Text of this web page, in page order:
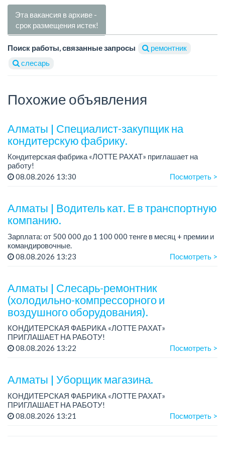
Эта вакансия в архиве -
срок размещения истек!
Поиск работы, связанные запросы
ремонтник
слесарь
Похожие объявления
Алматы | Специалист-закупщик на
кондитерскую фабрику.
Кондитерская фабрика «ЛОТТЕ РАХАТ» приглашает на
работу!
Зарплата: до 275 000 тенге.
08.08.2026 13:30 Посмотреть >
Алматы | Водитель кат. Е в транспортную
компанию.
Зарплата: от 500 000 до 1 100 000 тенге в месяц + премии и
командировочные.
Условия: постоянная занятость, бонусы и премии за
качественную работу, комфортные условия, современный
08.08.2026 13:23 Посмотреть >
Алматы | Слесарь-ремонтник
(холодильно-компрессорного и
воздушного оборудования).
КОНДИТЕРСКАЯ ФАБРИКА «ЛОТТЕ РАХАТ»
ПРИГЛАШАЕТ НА РАБОТУ!
График работы: сменный.
08.08.2026 13:22 Посмотреть >
Алматы | Уборщик магазина.
КОНДИТЕРСКАЯ ФАБРИКА «ЛОТТЕ РАХАТ»
ПРИГЛАШАЕТ НА РАБОТУ!
График работы: сменный.
08.08.2026 13:21 Посмотреть >